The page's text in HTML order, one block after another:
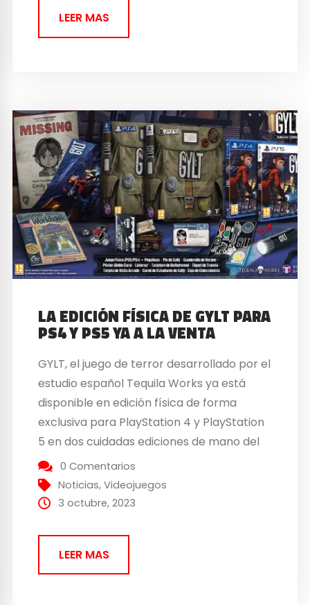
LEER MAS
LA EDICIÓN FÍSICA DE GYLT PARA
PS4 Y PS5 YA A LA VENTA
GYLT, el juego de terror desarrollado por el
estudio español Tequila Works ya está
disponible en edición física de forma
exclusiva para PlayStation 4 y PlayStation
5 en dos cuidadas ediciones de mano del
publisher Tesura Games. El juego,
disponible hace un par de meses en
PlayStation, cautivó a los jugadores con
0 Comentarios
Noticias,Videojuegos
3 octubre, 2023
LEER MAS